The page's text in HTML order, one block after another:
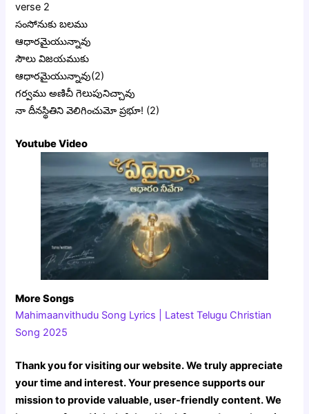
verse 2
సంసోనుకు బలము
ఆధారమైయున్నావు
సౌలు విజయముకు
ఆధారమైయున్నావు(2)
గర్వము అణిచీ గెలుపునిచ్చావు
నా దీనస్థితిని వెలిగించుమో ప్రభూ! (2)
Youtube Video
More Songs
Mahimaanvithudu Song Lyrics | Latest Telugu Christian
Song 2025
Thank you for visiting our website. We truly appreciate
your time and interest. Your presence supports our
mission to provide valuable, user-friendly content. We